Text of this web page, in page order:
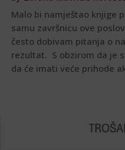
Malo bi namještao knjige
samu završnicu ove
često dobivam pitanja o
rezultat. S obzirom da je
da će imati veće prihode